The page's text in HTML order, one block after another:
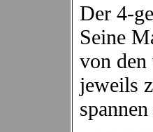
Der 4-
Seine
von den
jeweils